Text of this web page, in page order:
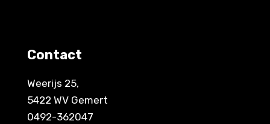
Contact
Weerijs 25,
5422 WV Gemert
0492-362047